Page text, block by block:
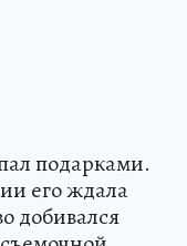
подарками.
его ждала
добивался